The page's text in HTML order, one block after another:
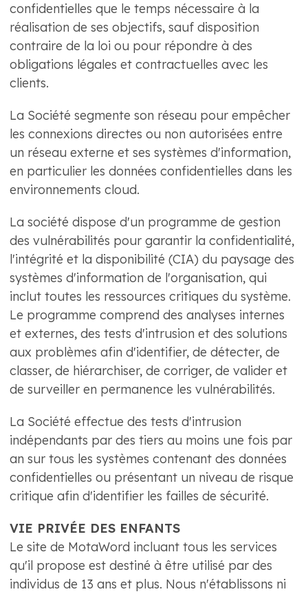
confidentielles que le temps nécessaire à la
réalisation de ses objectifs, sauf disposition
contraire de la loi ou pour répondre à des
obligations légales et contractuelles avec les
clients.
La Société segmente son réseau pour empêcher
les connexions directes ou non autorisées entre
un réseau externe et ses systèmes d'information,
en particulier les données confidentielles dans les
environnements cloud.
La société dispose d'un programme de gestion
des vulnérabilités pour garantir la confidentialité,
l'intégrité et la disponibilité (CIA) du paysage des
systèmes d'information de l'organisation, qui
inclut toutes les ressources critiques du système.
Le programme comprend des analyses internes
et externes, des tests d'intrusion et des solutions
aux problèmes afin d'identifier, de détecter, de
classer, de hiérarchiser, de corriger, de valider et
de surveiller en permanence les vulnérabilités.
La Société effectue des tests d'intrusion
indépendants par des tiers au moins une fois par
an sur tous les systèmes contenant des données
confidentielles ou présentant un niveau de risque
critique afin d'identifier les failles de sécurité.
VIE PRIVÉE DES ENFANTS
Le site de MotaWord incluant tous les services
qu'il propose est destiné à être utilisé par des
individus de 13 ans et plus. Nous n'établissons ni